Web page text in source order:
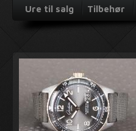
Ure til salg Tilbehør